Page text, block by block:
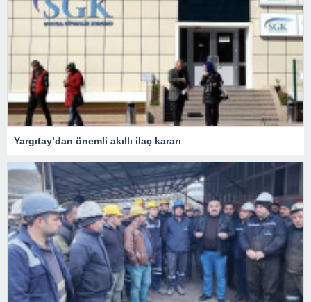
Yargıtay’dan önemli akıllı ilaç kararı